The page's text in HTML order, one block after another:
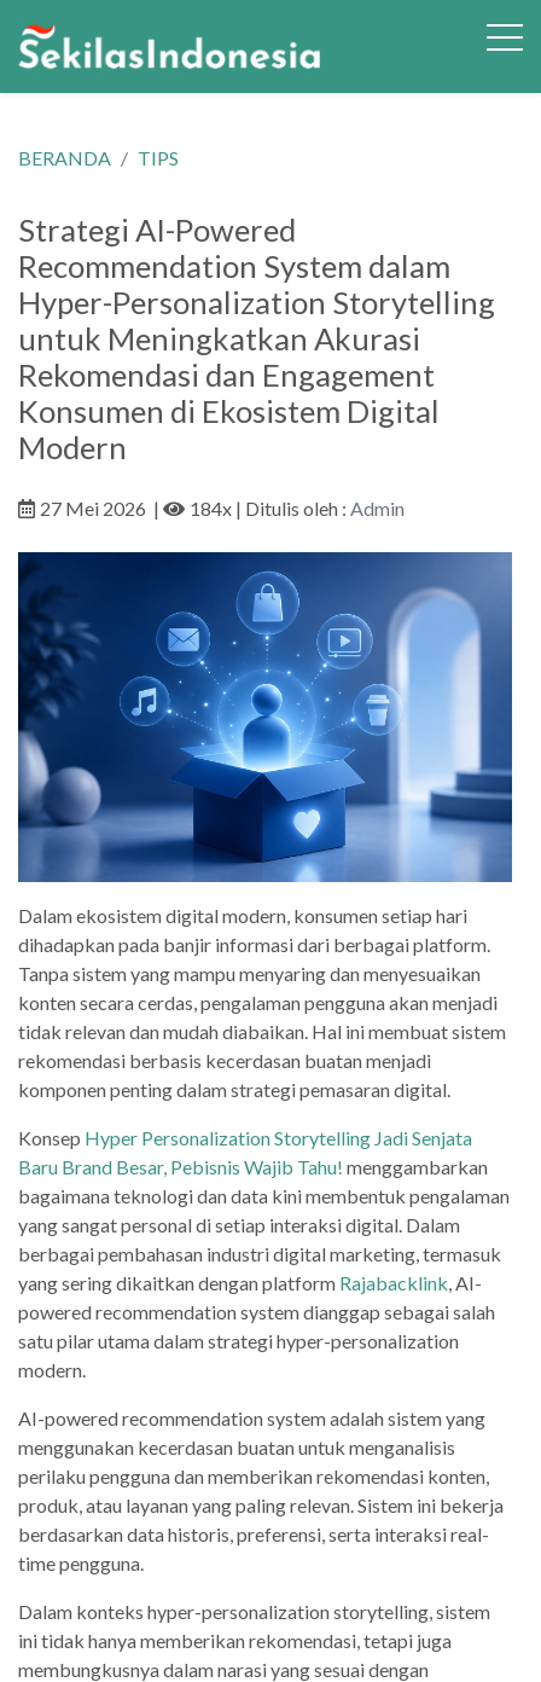
BERANDA TIPS
Strategi AI-Powered
Recommendation System dalam
Hyper-Personalization Storytelling
untuk Meningkatkan Akurasi
Rekomendasi dan Engagement
Konsumen di Ekosistem Digital
Modern
27 Mei 2026 | 184x | Ditulis oleh : Admin
Dalam ekosistem digital modern, konsumen setiap hari
dihadapkan pada banjir informasi dari berbagai platform.
Tanpa sistem yang mampu menyaring dan menyesuaikan
konten secara cerdas, pengalaman pengguna akan menjadi
tidak relevan dan mudah diabaikan. Hal ini membuat sistem
rekomendasi berbasis kecerdasan buatan menjadi
komponen penting dalam strategi pemasaran digital.
Konsep Hyper Personalization Storytelling Jadi Senjata
Baru Brand Besar, Pebisnis Wajib Tahu! menggambarkan
bagaimana teknologi dan data kini membentuk pengalaman
yang sangat personal di setiap interaksi digital. Dalam
berbagai pembahasan industri digital marketing, termasuk
yang sering dikaitkan dengan platform Rajabacklink , AI-
powered recommendation system dianggap sebagai salah
satu pilar utama dalam strategi hyper-personalization
modern.
AI-powered recommendation system adalah sistem yang
menggunakan kecerdasan buatan untuk menganalisis
perilaku pengguna dan memberikan rekomendasi konten,
produk, atau layanan yang paling relevan. Sistem ini bekerja
berdasarkan data historis, preferensi, serta interaksi real-
time pengguna.
Dalam konteks hyper-personalization storytelling, sistem
ini tidak hanya memberikan rekomendasi, tetapi juga
membungkusnya dalam narasi yang sesuai dengan